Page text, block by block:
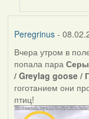
Peregrinus-
Вчера утром в
попала пара
/ Greylag goose /
гоготанием они
птиц!